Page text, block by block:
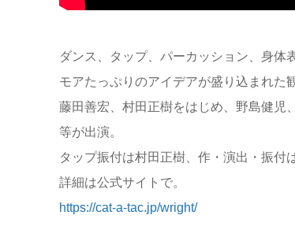
ダンス、タップ、パーカッション、身体
モアたっぷりのアイデアが盛り込まれた
藤田善宏、村田正樹をはじめ、野島健児
等が出演。
タップ振付は村田正樹、作・演出・振付
詳細は公式サイトで。
https://cat-a-tac.jp/wright/